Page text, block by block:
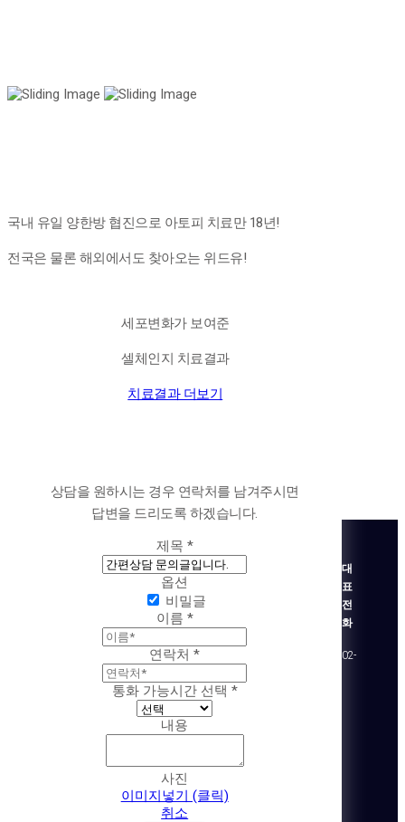
국내 유일 양한방 협진으로 아토피 치료만 18년!
전국은 물론 해외에서도 찾아오는 위드유!
세포변화가 보여준
셀체인지 치료결과
치료결과 더보기
상담을 원하시는 경우 연락처를 남겨주시면
답변을 드리도록 하겠습니다.
제목 *
옵션
비밀글
이름 *
연락처 *
통화 가능시간 선택 *
내용
사진
이미지넣기 (클릭)
취소
대
표
전
화
02-